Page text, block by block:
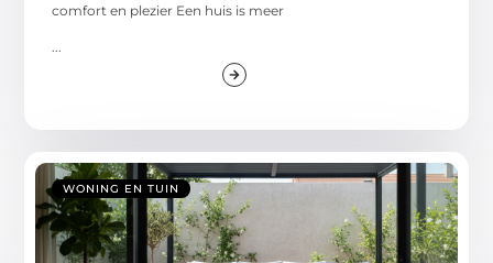
comfort en plezier Een huis is meer
WONING EN TUIN